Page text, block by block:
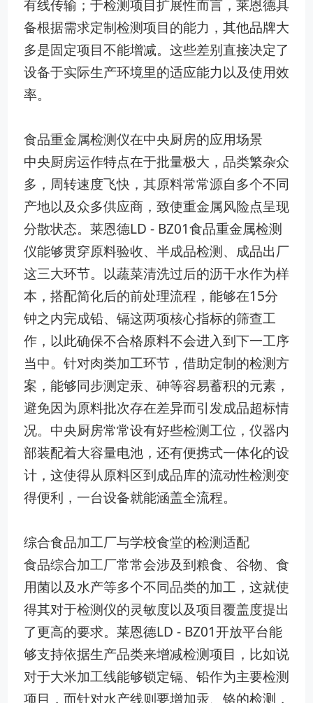
有线传输；于检测项目扩展性而言，莱恩德具
备根据需求定制检测项目的能力，其他品牌大
多是固定项目不能增减。这些差别直接决定了
设备于实际生产环境里的适应能力以及使用效
率。
食品重金属检测仪在中央厨房的应用场景
中央厨房运作特点在于批量极大，品类繁杂众
多，周转速度飞快，其原料常常源自多个不同
产地以及众多供应商，致使重金属风险点呈现
分散状态。莱恩德LD - BZ01食品重金属检测
仪能够贯穿原料验收、半成品检测、成品出厂
这三大环节。以蔬菜清洗过后的沥干水作为样
本，搭配简化后的前处理流程，能够在15分
钟之内完成铅、镉这两项核心指标的筛查工
作，以此确保不合格原料不会进入到下一工序
当中。针对肉类加工环节，借助定制的检测方
案，能够同步测定汞、砷等容易蓄积的元素，
避免因为原料批次存在差异而引发成品超标情
况。中央厨房常常设有好些检测工位，仪器内
部装配着大容量电池，还有便携式一体化的设
计，这使得从原料区到成品库的流动性检测变
得便利，一台设备就能涵盖全流程。
综合食品加工厂与学校食堂的检测适配
食品综合加工厂常常会涉及到粮食、谷物、食
用菌以及水产等多个不同品类的加工，这就使
得其对于检测仪的灵敏度以及项目覆盖度提出
了更高的要求。莱恩德LD - BZ01开放平台能
够支持依据生产品类来增减检测项目，比如说
对于大米加工线能够锁定镉、铅作为主要检测
项目，而针对水产线则要增加汞、铬的检测，